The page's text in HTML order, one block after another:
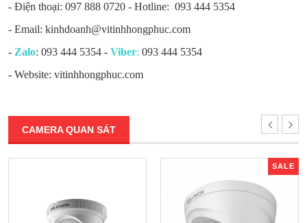
- Điện thoại: 097 888 0720 - Hotline: 093 444 5354
- Email: kinhdoanh@vitinhhongphuc.com
- Zalo: 093 444 5354 - Viber: 093 444 5354
- Website: vitinhhongphuc.com
CAMERA QUAN SÁT
SALE